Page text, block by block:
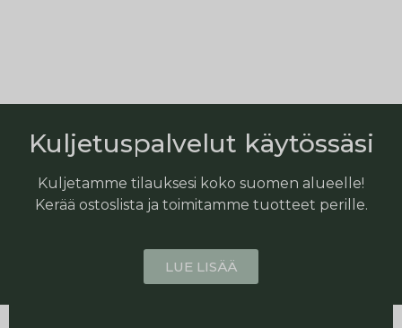
Kuljetuspalvelut käytössäsi
Kuljetamme tilauksesi koko suomen alueelle!
Kerää ostoslista ja toimitamme tuotteet perille.
LUE LISÄÄ